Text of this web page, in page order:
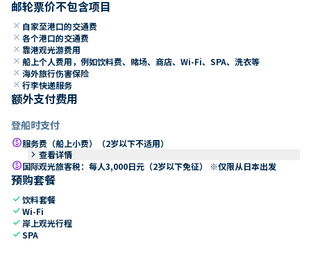
邮轮票价不包含项目
close 自家至港口的交通费
close 各个港口的交通费
close 靠港观光游费用
close 船上个人费用，例如饮料费、赌场、商店、Wi-Fi、SPA、洗衣等
close 海外旅行伤害保险
close 行李快递服务
额外支付费用
登船时支付
paid服务费（船上小费）（2岁以下不适用）
keyboard_arrow_right 查看详情
paid国际观光旅客税：每人3,000日元（2岁以下免征） ※仅限从日本出发
预购套餐
check饮料套餐
checkWi-Fi
check 岸上观光行程
checkSPA